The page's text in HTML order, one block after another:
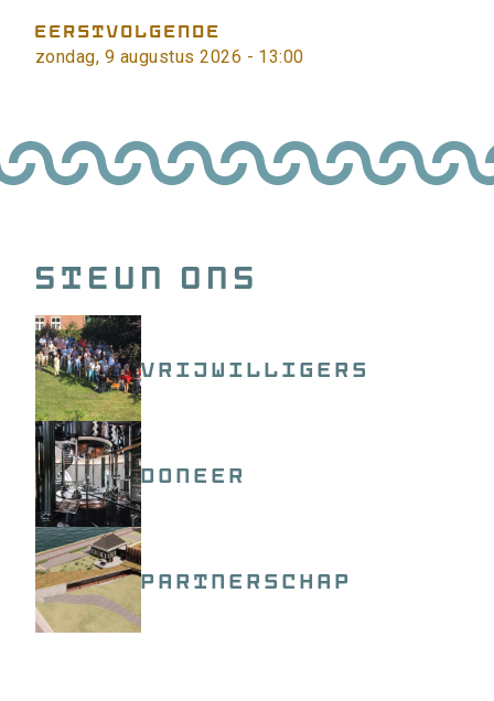
EERSTVOLGENDE
zondag, 9 augustus 2026 - 13:00
Steun ons
Vrijwilligers
Doneer
Partnerschap